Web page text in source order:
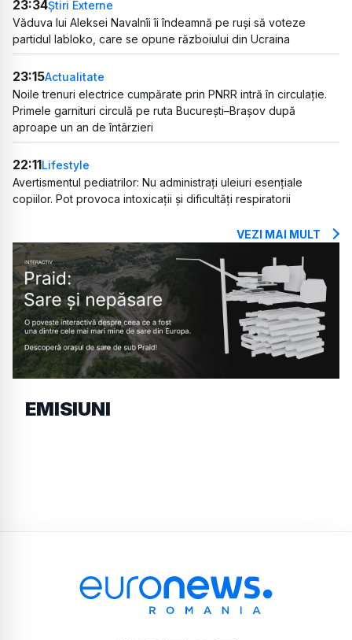
23:34Știri Externe
Văduva lui Aleksei Navalnîi îi îndeamnă pe ruși să voteze
partidul Iabloko, care se opune războiului din Ucraina
23:15Actualitate
Noile trenuri electrice cumpărate prin PNRR intră în circulație.
Primele garnituri circulă pe ruta București–Brașov după
aproape un an de întârzieri
22:11Lifestyle
Avertismentul pediatrilor: Nu administrați uleiuri esențiale
copiilor. Pot provoca intoxicații și dificultăți respiratorii
VEZI MAI MULT
EMISIUNI